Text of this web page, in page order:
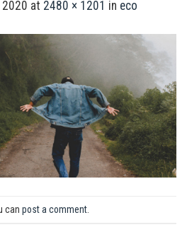
2020 at 2480 × 1201 in eco
can post a comment